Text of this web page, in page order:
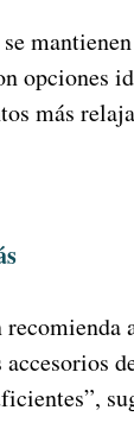
opciones
más